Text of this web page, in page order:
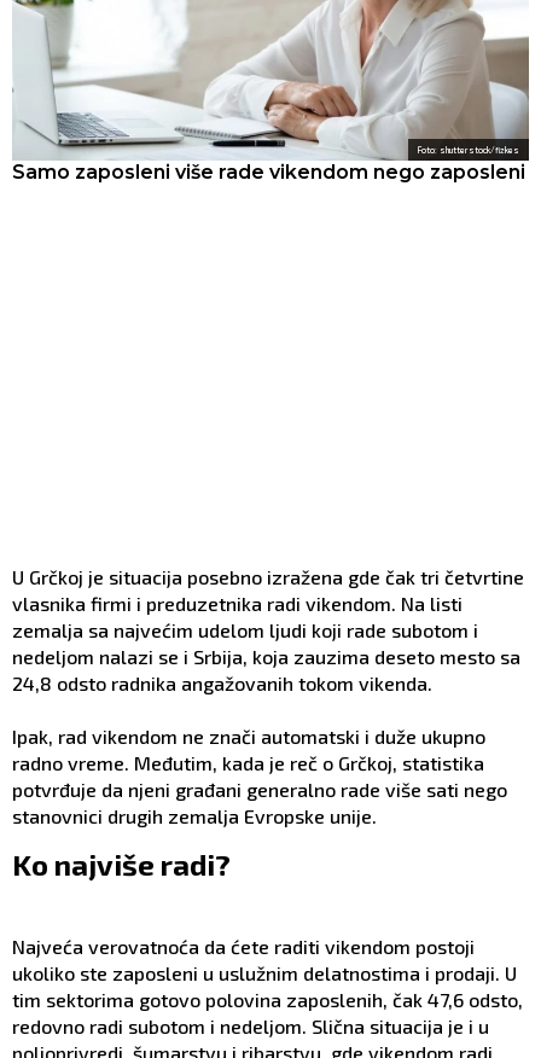
Foto: shutterstock/fizkes
Samo zaposleni više rade vikendom nego zaposleni
U Grčkoj je situacija posebno izražena gde čak tri četvrtine
vlasnika firmi i preduzetnika radi vikendom. Na listi
zemalja sa najvećim udelom ljudi koji rade subotom i
nedeljom nalazi se i Srbija, koja zauzima deseto mesto sa
24,8 odsto radnika angažovanih tokom vikenda.
Ipak, rad vikendom ne znači automatski i duže ukupno
radno vreme. Međutim, kada je reč o Grčkoj, statistika
potvrđuje da njeni građani generalno rade više sati nego
stanovnici drugih zemalja Evropske unije.
Ko najviše radi?
Najveća verovatnoća da ćete raditi vikendom postoji
ukoliko ste zaposleni u uslužnim delatnostima i prodaji. U
tim sektorima gotovo polovina zaposlenih, čak 47,6 odsto,
redovno radi subotom i nedeljom. Slična situacija je i u
poljoprivredi, šumarstvu i ribarstvu, gde vikendom radi